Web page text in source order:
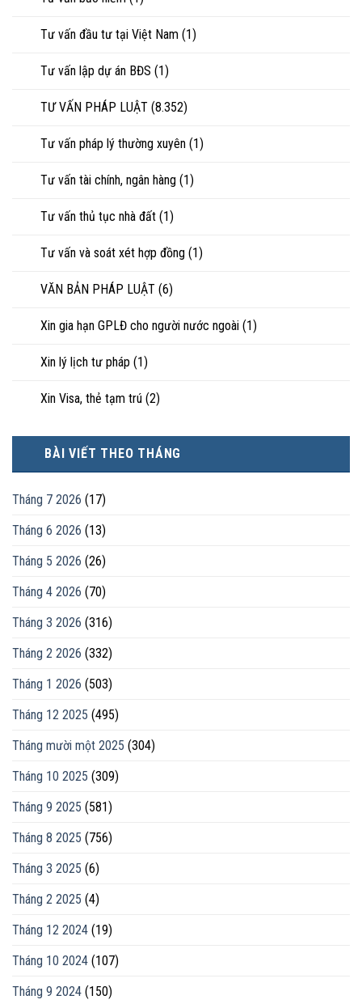
Tư vấn đầu tư tại Việt Nam (1)
Tư vấn lập dự án BĐS (1)
TƯ VẤN PHÁP LUẬT (8.352)
Tư vấn pháp lý thường xuyên (1)
Tư vấn tài chính, ngân hàng (1)
Tư vấn thủ tục nhà đất (1)
Tư vấn và soát xét hợp đồng (1)
VĂN BẢN PHÁP LUẬT (6)
Xin gia hạn GPLĐ cho người nước ngoài (1)
Xin lý lịch tư pháp (1)
Xin Visa, thẻ tạm trú (2)
BÀI VIẾT THEO THÁNG
Tháng 7 2026 (17)
Tháng 6 2026 (13)
Tháng 5 2026 (26)
Tháng 4 2026 (70)
Tháng 3 2026 (316)
Tháng 2 2026 (332)
Tháng 1 2026 (503)
Tháng 12 2025 (495)
Tháng mười một 2025 (304)
Tháng 10 2025 (309)
Tháng 9 2025 (581)
Tháng 8 2025 (756)
Tháng 3 2025 (6)
Tháng 2 2025 (4)
Tháng 12 2024 (19)
Tháng 10 2024 (107)
Tháng 9 2024 (150)